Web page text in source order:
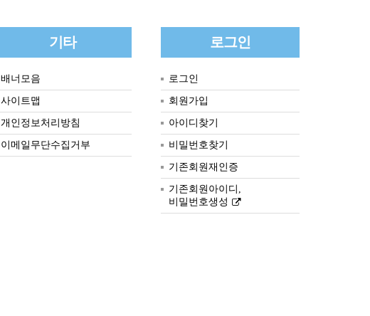
기타
배너모음
사이트맵
개인정보처리방침
이메일무단수집거부
로그인
로그인
회원가입
아이디찾기
비밀번호찾기
기존회원재인증
기존회원아이디,
비밀번호생성